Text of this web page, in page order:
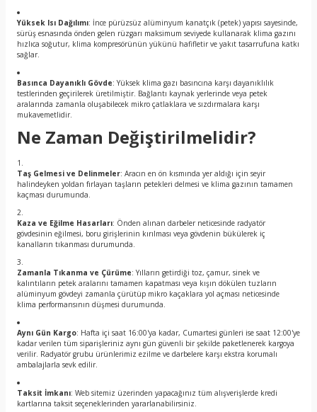
Yüksek Isı Dağılımı: İnce pürüzsüz alüminyum kanatçık (petek) yapısı sayesinde,
sürüş esnasında önden gelen rüzgarı maksimum seviyede kullanarak klima gazını
hızlıca soğutur, klima kompresörünün yükünü hafifletir ve yakıt tasarrufuna katkı
sağlar.
Basınca Dayanıklı Gövde: Yüksek klima gazı basıncına karşı dayanıklılık
testlerinden geçirilerek üretilmiştir. Bağlantı kaynak yerlerinde veya petek
aralarında zamanla oluşabilecek mikro çatlaklara ve sızdırmalara karşı
mukavemetlidir.
Ne Zaman Değiştirilmelidir?
Taş Gelmesi ve Delinmeler: Aracın en ön kısmında yer aldığı için seyir
halindeyken yoldan fırlayan taşların petekleri delmesi ve klima gazının tamamen
kaçması durumunda.
Kaza ve Eğilme Hasarları: Önden alınan darbeler neticesinde radyatör
gövdesinin eğilmesi, boru girişlerinin kırılması veya gövdenin bükülerek iç
kanalların tıkanması durumunda.
Zamanla Tıkanma ve Çürüme: Yılların getirdiği toz, çamur, sinek ve
kalıntıların petek aralarını tamamen kapatması veya kışın dökülen tuzların
alüminyum gövdeyi zamanla çürütüp mikro kaçaklara yol açması neticesinde
klima performansının düşmesi durumunda.
Aynı Gün Kargo: Hafta içi saat 16:00'ya kadar, Cumartesi günleri ise saat 12:00'ye
kadar verilen tüm siparişleriniz aynı gün güvenli bir şekilde paketlenerek kargoya
verilir. Radyatör grubu ürünlerimiz ezilme ve darbelere karşı ekstra korumalı
ambalajlarla sevk edilir.
Taksit İmkanı: Web sitemiz üzerinden yapacağınız tüm alışverişlerde kredi
kartlarına taksit seçeneklerinden yararlanabilirsiniz.